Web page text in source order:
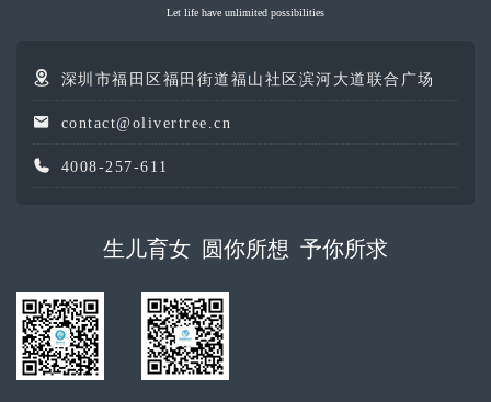
Let life have unlimited possibilities
深圳市福田区福田街道福山社区滨河大道联合广场
contact@olivertree.cn
4008-257-611
生儿育女 圆你所想 予你所求